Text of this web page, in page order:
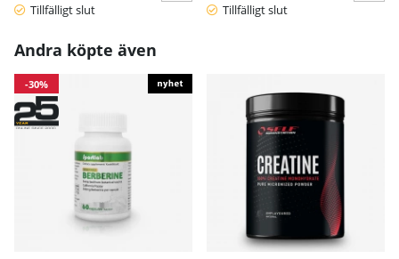
Tillfälligt slut Tillfälligt slut
Andra köpte även
-30%